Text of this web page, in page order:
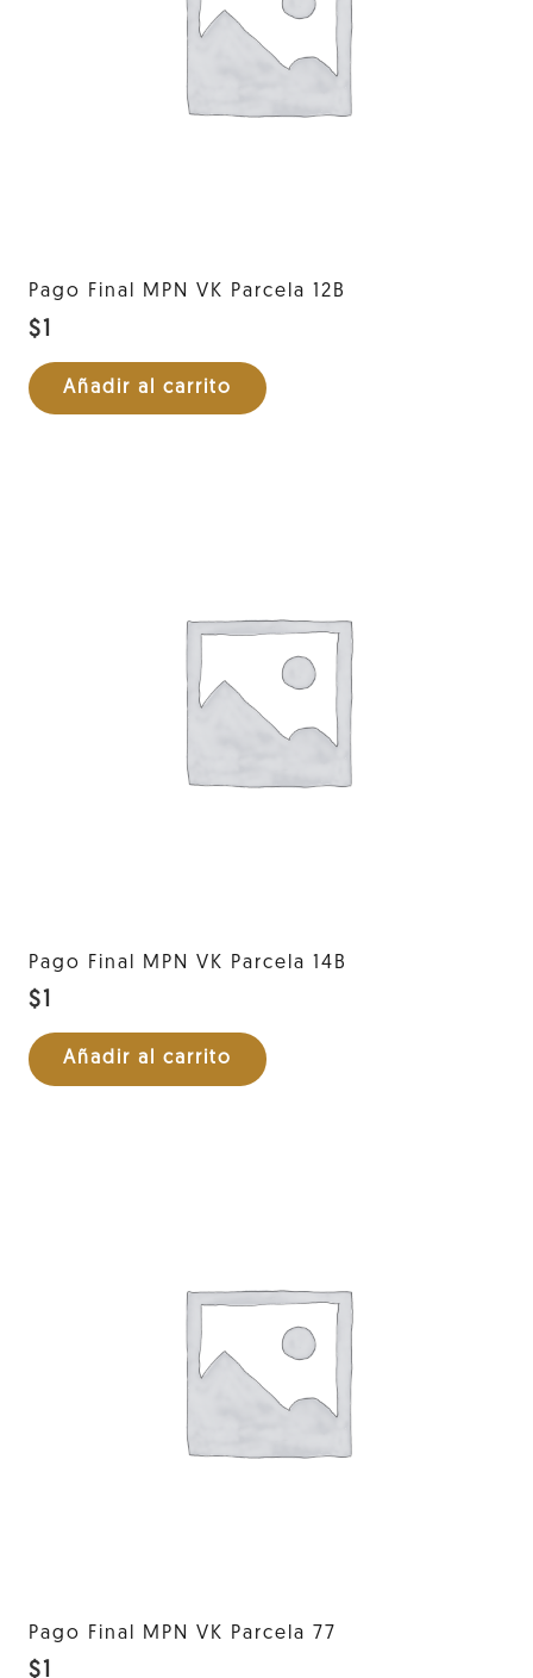
Pago Final MPN VK Parcela 12B
$1
Añadir al carrito
Pago Final MPN VK Parcela 14B
$1
Añadir al carrito
Pago Final MPN VK Parcela 77
$ 1